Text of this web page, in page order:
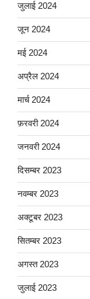
जुलाई 2024
जून 2024
मई 2024
अप्रैल 2024
मार्च 2024
फ़रवरी 2024
जनवरी 2024
दिसम्बर 2023
नवम्बर 2023
अक्टूबर 2023
सितम्बर 2023
अगस्त 2023
जुलाई 2023